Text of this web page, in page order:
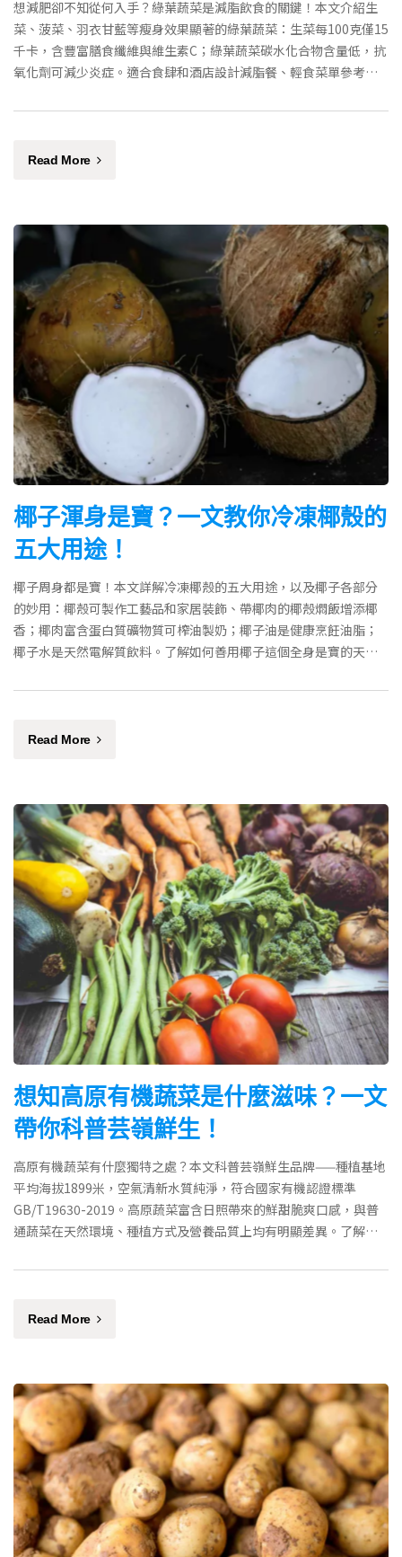
想減肥卻不知從何入手？綠葉蔬菜是減脂飲食的關鍵！本文介紹生
菜、菠菜、羽衣甘藍等瘦身效果顯著的綠葉蔬菜：生菜每100克僅15
千卡，含豐富膳食纖維與維生素C；綠葉蔬菜碳水化合物含量低，抗
氧化劑可減少炎症。適合食肆和酒店設計減脂餐、輕食菜單參考，
Read More
椰子渾身是寶？一文教你冷凍椰殼的
五大用途！
椰子周身都是寶！本文詳解冷凍椰殼的五大用途，以及椰子各部分
的妙用：椰殼可製作工藝品和家居裝飾、帶椰肉的椰殼燜飯增添椰
香；椰肉富含蛋白質礦物質可榨油製奶；椰子油是健康烹飪油脂；
椰子水是天然電解質飲料。了解如何善用椰子這個全身是寶的天然
Read More
想知高原有機蔬菜是什麼滋味？一文
帶你科普芸嶺鮮生！
高原有機蔬菜有什麼獨特之處？本文科普芸嶺鮮生品牌——種植基地
平均海拔1899米，空氣清新水質純淨，符合國家有機認證標準
GB/T19630-2019。高原蔬菜富含日照帶來的鮮甜脆爽口感，與普
通蔬菜在天然環境、種植方式及營養品質上均有明顯差異。了解有
Read More